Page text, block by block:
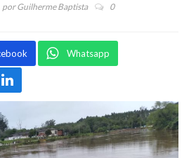
porGuilherme Baptista 0
Whatsapp